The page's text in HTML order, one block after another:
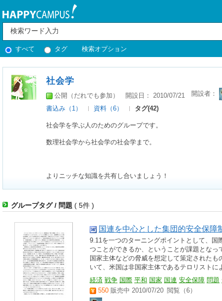
すべて タグ 検索オプション
社会学
公開（だれでも参加） 開設日： 2010/07/21 開設者：
書込み（1） 資料（6） タグ(42)
社会学を学ぶ人のためのグループです。
数理社会学から社会学の社会学まで。
よりニッチな知識を共有し合いましょう！
グループタグ / 問題 ( 5件 )
国連を中心とした集団的安全保障
9.11を一つのターニングポイントとして、
つことができるか、ということが課題とな
国家主体などの脅威を想定して策定された
いて、米国は非国家主体であるテロリストに
経済 戦争 国際 平和 国家 国連 安全保障 問題
550 販売中 2010/07/20 閲覧（6）